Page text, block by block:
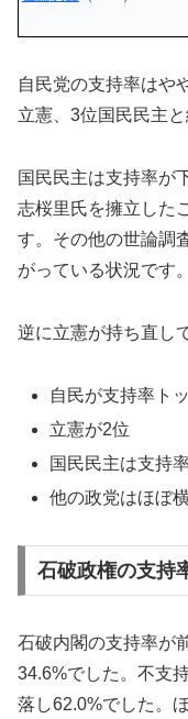
自民党の支持率はや
立憲、3位国民民主と
国民民主は支持率が
志桜里氏を擁立した
す。その他の世論調
がっている状況です。
逆に立憲が持ち直し
自民が支持率ト
立憲が2位
国民民主は支持
他の政党はほぼ
石破政権の支持
石破内閣の支持率が
34.6%でした。不支
落し62.0%でした。